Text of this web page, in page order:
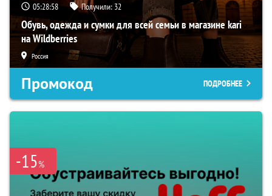
05:28:57 Получили: 32
Обувь, одежда и сумки для всей семьи в магазине kari
на Wildberries
Россия
Промокод ПОДРОБНЕЕ
-15%